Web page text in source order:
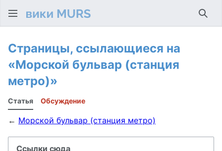
Страницы, ссылающиеся на
«Морской бульвар (станция
метро)»
Статья Обсуждение
← Морской бульвар (станция метро)
Ссылки сюда